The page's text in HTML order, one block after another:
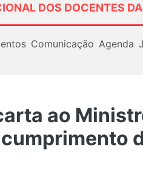
DOS DOCENTES
Comunicação Agenda
ao